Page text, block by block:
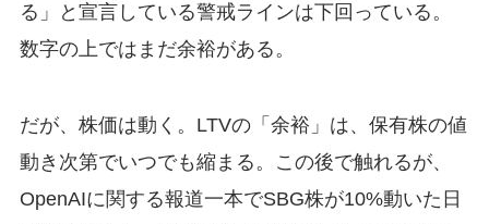
る」と宣言している警戒ラインは下回っている。
数字の上ではまだ余裕がある。
だが、株価は動く。LTVの「余裕」は、保有株の値
動き次第でいつでも縮まる。この後で触れるが、
OpenAIに関する報道一本でSBG株が10%動いた日